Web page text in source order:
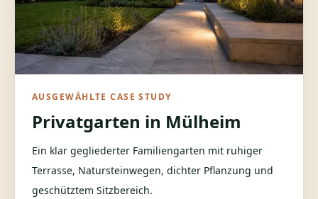
AUSGEWÄHLTE CASE STUDY
Privatgarten in Mülheim
Ein klar gegliederter Familiengarten mit ruhiger
Terrasse, Natursteinwegen, dichter Pflanzung und
geschütztem Sitzbereich.